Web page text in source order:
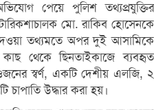
পেয়ে পুলিশ তথ্যপ্রযুক্তির
মো. রাকিব হোসেনকে
তথ্যমতে অপর দুই আসামিকে
থেকে ছিনতাইকাজে ব্যবহৃত
স্বর্ণ, একটি দেশীয় এলজি, ২
উদ্ধার করা হয়।